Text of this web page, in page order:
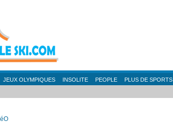
JEUX OLYMPIQUES INSOLITE PEOPLE PLUS DE SPORTS